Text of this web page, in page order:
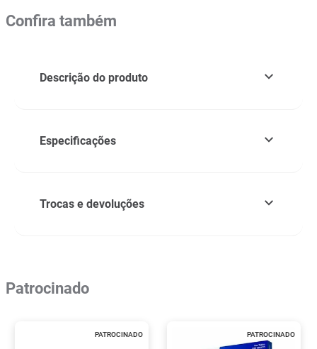
Confira também
Descrição do produto
Especificações
Trocas e devoluções
Patrocinado
PATROCINADO PATROCINADO